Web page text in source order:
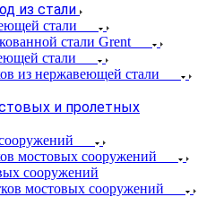
из стали
стали
стали Grent
стали
из нержавеющей стали
и пролетных
мостовых сооружений
сооружений
мостовых сооружений